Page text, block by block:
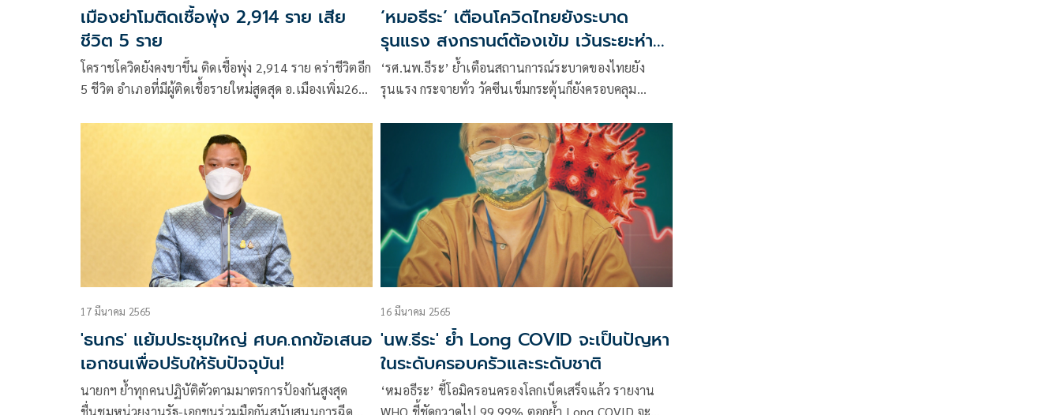
เมืองย่าโมติดเชื้อพุ่ง 2,914 ราย เสีย
ชีวิต 5 ราย
โคราชโควิดยังคงขาขึ้น ติดเชื้อพุ่ง 2,914 ราย คร่าชีวิตอีก
5 ชีวิต อำเภอที่มีผู้ติดเชื้อรายใหม่สูดสุด อ.เมืองเพิ่ม261
‘หมอธีระ’ เตือนโควิดไทยยังระบาด
รุนแรง สงกรานต์ต้องเข้ม เว้นระยะห่าง
งดรวมกลุ่มสังสรรค์
‘รศ.นพ.ธีระ’ ย้ำเตือนสถานการณ์ระบาดของไทยยัง
รุนแรง กระจายทั่ว วัคซีนเข็มกระตุ้นก็ยังครอบคลุม
เว้นระยะห่างไม่กินดื่มหรือแชร์ของกินของใช้ร่วมกับผู้อื่น
17 มีนาคม 2565
'ธนกร' แย้มประชุมใหญ่ ศบค.ถกข้อเสนอ
เอกชนเพื่อปรับให้รับปัจจุบัน!
นายกฯ ย้ำทุกคนปฏิบัติตัวตามมาตรการป้องกันสูงสุด
ชื่นชมหน่วยงานรัฐ-เอกชนร่วมมือกันสนับสนุนการฉีด
16 มีนาคม 2565
'นพ.ธีระ' ย้ำ Long COVID จะเป็นปัญหา
ในระดับครอบครัวและระดับชาติ
‘หมอธีระ’ ชี้โอมิครอนครองโลกเบ็ดเสร็จแล้ว รายงาน
WHO ชี้ชัดกวาดไป 99.99% ตอกย้ำ Long COVID จะ